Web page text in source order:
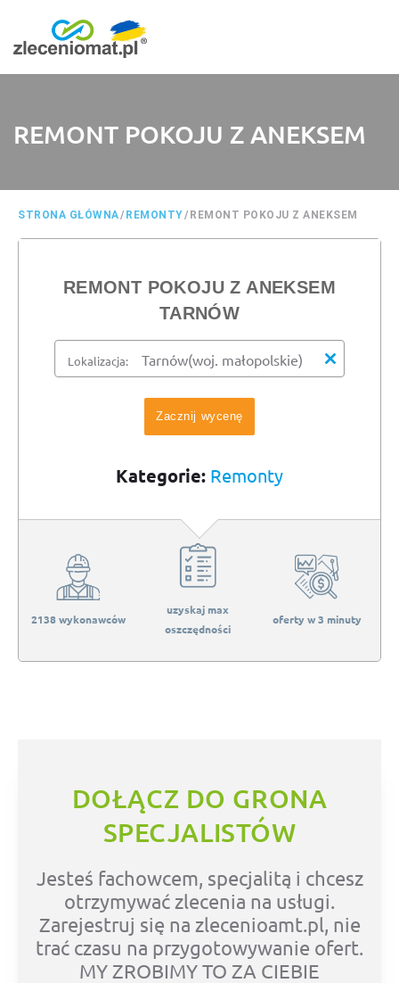
REMONT POKOJU Z ANEKSEM
STRONA GŁÓWNA/ REMONTY/ REMONT POKOJU Z ANEKSEM
REMONT POKOJU Z ANEKSEM
TARNÓW
Lokalizacja:
Zacznij wycenę
Kategorie: Remonty
2138 wykonawców
uzyskaj max
oszczędności
oferty w 3 minuty
DOŁĄCZ DO GRONA
SPECJALISTÓW
Jesteś fachowcem, specjalitą i chcesz
otrzymywać zlecenia na usługi.
Zarejestruj się na zlecenioamt.pl, nie
trać czasu na przygotowywanie ofert.
MY ZROBIMY TO ZA CIEBIE